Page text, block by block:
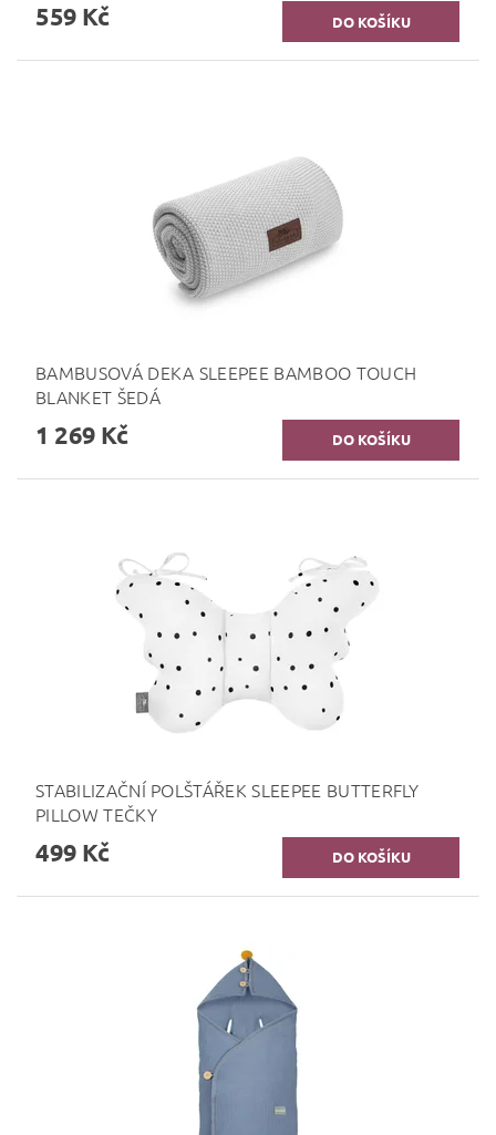
559 Kč
BAMBUSOVÁ DEKA SLEEPEE BAMBOO TOUCH
BLANKET ŠEDÁ
1 269 Kč
STABILIZAČNÍ POLŠTÁŘEK SLEEPEE BUTTERFLY
PILLOW TEČKY
499 Kč